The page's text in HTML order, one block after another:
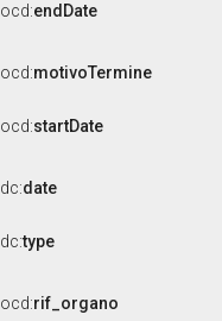
ocd:endDate
ocd:motivoTermine
ocd:startDate
dc:date
dc:type
ocd:rif_organo